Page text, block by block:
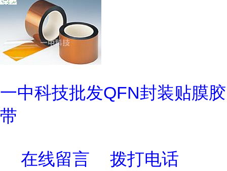
一中科技批发QFN封装贴膜胶
带
在线留言 拨打电话